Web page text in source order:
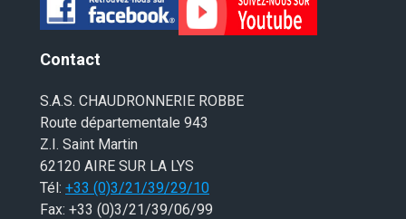
Contact
S.A.S. CHAUDRONNERIE ROBBE
Route départementale 943
Z.I. Saint Martin
62120 AIRE SUR LA LYS
Tél: +33 (0)3/21/39/29/10
Fax: +33 (0)3/21/39/06/99